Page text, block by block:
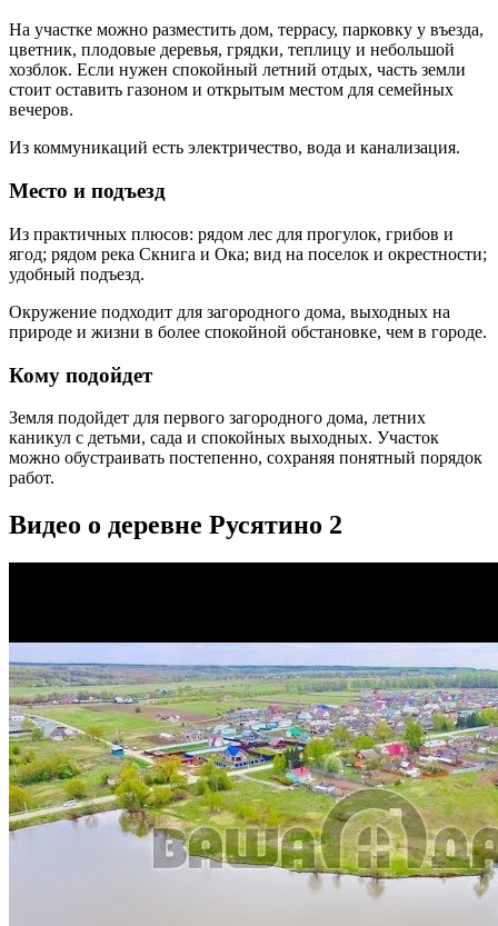
На участке можно разместить дом, террасу, парковку у въезда,
цветник, плодовые деревья, грядки, теплицу и небольшой
хозблок. Если нужен спокойный летний отдых, часть земли
стоит оставить газоном и открытым местом для семейных
вечеров.
Из коммуникаций есть электричество, вода и канализация.
Место и подъезд
Из практичных плюсов: рядом лес для прогулок, грибов и
ягод; рядом река Скнига и Ока; вид на поселок и окрестности;
удобный подъезд.
Окружение подходит для загородного дома, выходных на
природе и жизни в более спокойной обстановке, чем в городе.
Кому подойдет
Земля подойдет для первого загородного дома, летних
каникул с детьми, сада и спокойных выходных. Участок
можно обустраивать постепенно, сохраняя понятный порядок
работ.
Видео о деревне Русятино 2